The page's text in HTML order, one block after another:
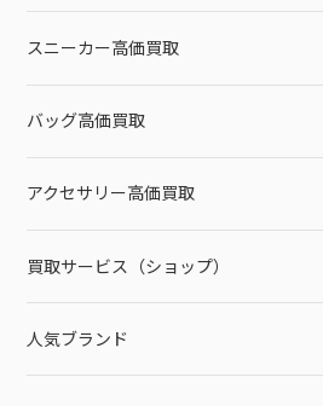
スニーカー高価買取
バッグ高価買取
アクセサリー高価買取
買取サービス（ショップ）
人気ブランド